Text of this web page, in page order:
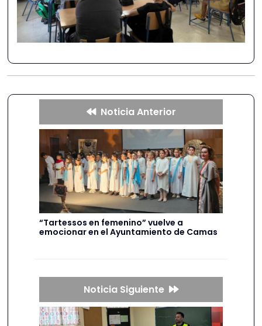
Noticia Anterior
“Tartessos en femenino” vuelve a
emocionar en el Ayuntamiento de Camas
Noticia Siguiente